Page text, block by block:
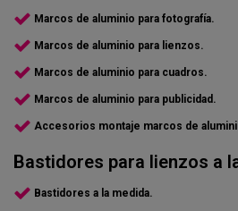
Marcos de aluminio para fotografía.
Marcos de aluminio para lienzos.
Marcos de aluminio para cuadros.
Marcos de aluminio para publicidad.
Accesorios montaje marcos de
Bastidores para lienzos a
Bastidores a la medida.